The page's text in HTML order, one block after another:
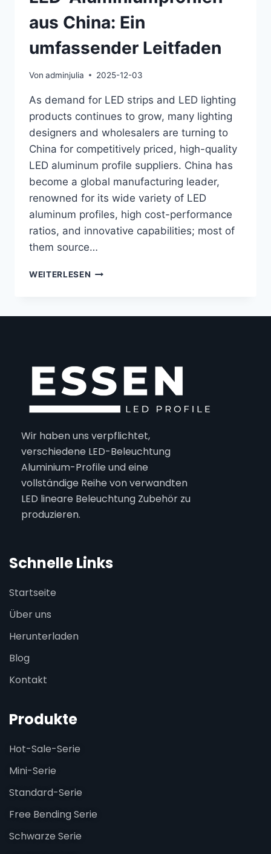
aus China: Ein
umfassender Leitfaden
Von adminjulia 2025-12-03
As demand for LED strips and LED lighting
products continues to grow, many lighting
designers and wholesalers are turning to
China for competitively priced, high-quality
LED aluminum profile suppliers. China has
become a global manufacturing leader,
renowned for its wide variety of LED
aluminum profiles, high cost-performance
ratios, and innovative capabilities; most of
them source…
WEITERLESEN
Wir haben uns verpflichtet,
verschiedene LED-Beleuchtung
Aluminium-Profile und eine
vollständige Reihe von verwandten
LED lineare Beleuchtung Zubehör zu
produzieren.
Schnelle Links
Startseite
Über uns
Herunterladen
Blog
Kontakt
Produkte
Hot-Sale-Serie
Mini-Serie
Standard-Serie
Free Bending Serie
Schwarze Serie